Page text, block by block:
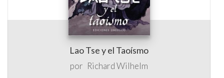
Lao Tse y el Taoísmo
por Richard Wilhelm